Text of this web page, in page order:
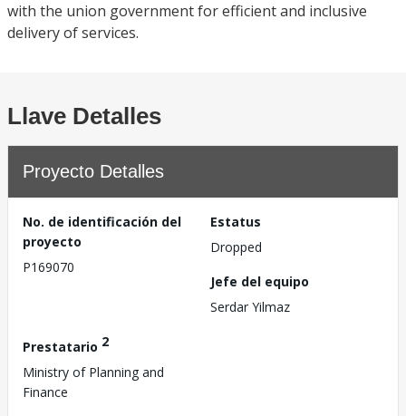
with the union government for efficient and inclusive
delivery of services.
Llave Detalles
Proyecto Detalles
No. de identificación del
proyecto
P169070
Estatus
Dropped
Jefe del equipo
Serdar Yilmaz
Prestatario 2
Ministry of Planning and
Finance